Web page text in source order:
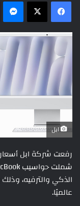
ابل
رفعت شركة ابل
الذكي والترفيه،
عالميًا.